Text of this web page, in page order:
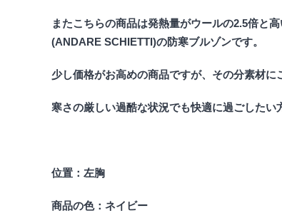
またこちらの商品は発熱量がウールの2.5倍と
(ANDARE SCHIETTI)の防寒ブルゾンです。
少し価格がお高めの商品ですが、その分素材に
寒さの厳しい過酷な状況でも快適に過ごしたい
位置：左胸
商品の色：ネイビー